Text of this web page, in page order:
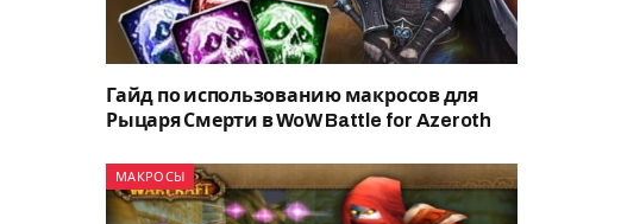
Гайд по использованию макросов для
Рыцаря Смерти в WoW Battle for Azeroth
МАКРОСЫ